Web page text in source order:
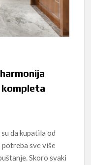
da kupatila od
sve više
Skoro svaki